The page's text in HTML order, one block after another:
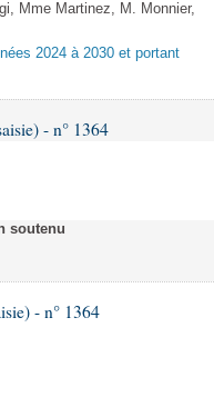
Mme Martinez, M. Monnier,
2024 à 2030 et portant
- n° 1364
soutenu
- n° 1364